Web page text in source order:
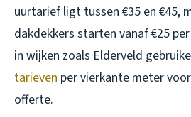
uurtarief ligt tussen €35 en €45,
dakdekkers starten vanaf €25
in wijken zoals Elderveld
tarieven per vierkante meter
offerte.